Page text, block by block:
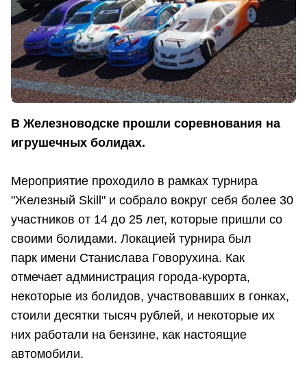
В Железноводске прошли соревнования на
игрушечных болидах.
Мероприятие проходило в рамках турнира
"Железный Skill" и собрало вокруг себя более 30
участников от 14 до 25 лет, которые пришли со
своими болидами. Локацией турнира был
парк имени Станислава Говорухина. Как
отмечает администрация города-курорта,
некоторые из болидов, участвовавших в гонках,
стоили десятки тысяч рублей, и некоторые их
них работали на бензине, как настоящие
автомобили.